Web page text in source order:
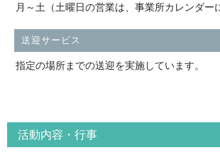
月～土（土曜日の営業は、事業所カレンダー
送迎サービス
指定の場所までの送迎を実施しています。
活動内容・行事